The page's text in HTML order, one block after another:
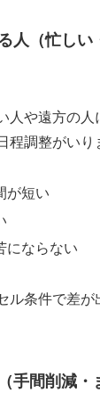
人（忙しい
人や遠方の人
程調整がいり
が短い
にならない
ル条件で差が
手間削減・